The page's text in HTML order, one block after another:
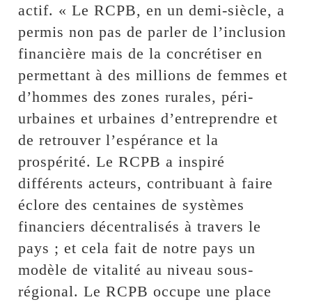
actif. « Le RCPB, en un demi-siècle, a
permis non pas de parler de l’inclusion
financière mais de la concrétiser en
permettant à des millions de femmes et
d’hommes des zones rurales, péri-
urbaines et urbaines d’entreprendre et
de retrouver l’espérance et la
prospérité. Le RCPB a inspiré
différents acteurs, contribuant à faire
éclore des centaines de systèmes
financiers décentralisés à travers le
pays ; et cela fait de notre pays un
modèle de vitalité au niveau sous-
régional. Le RCPB occupe une place